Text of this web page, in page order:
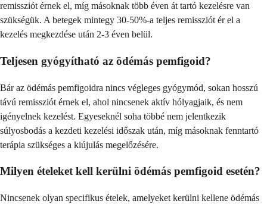
remissziót érnek el, míg másoknak több éven át tartó kezelésre van
szükségük. A betegek mintegy 30-50%-a teljes remissziót ér el a
kezelés megkezdése után 2-3 éven belül.
Teljesen gyógyítható az ödémás pemfigoid?
Bár az ödémás pemfigoidra nincs végleges gyógymód, sokan hosszú
távú remissziót érnek el, ahol nincsenek aktív hólyagjaik, és nem
igényelnek kezelést. Egyeseknél soha többé nem jelentkezik
súlyosbodás a kezdeti kezelési időszak után, míg másoknak fenntartó
terápia szükséges a kiújulás megelőzésére.
Milyen ételeket kell kerülni ödémás pemfigoid esetén?
Nincsenek olyan specifikus ételek, amelyeket kerülni kellene ödémás